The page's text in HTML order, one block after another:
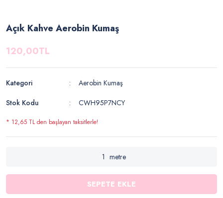
Açık Kahve Aerobin Kumaş
120,00TL
Kategori
Aerobin Kumaş
Stok Kodu
CWH95P7NCY
* 12,65 TL den başlayan taksitlerle!
metre
SEPETE EKLE